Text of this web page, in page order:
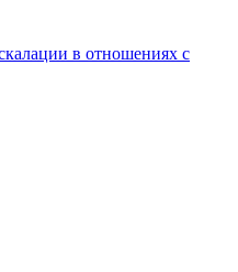
в отношениях с